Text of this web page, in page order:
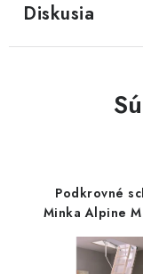
Diskusia
Podkrovné
Minka Alpine